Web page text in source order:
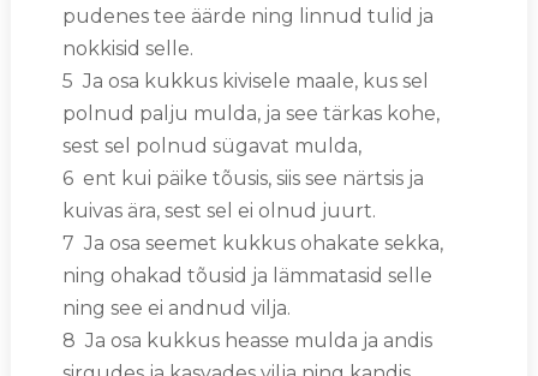
pudenes tee äärde ning linnud tulid ja
nokkisid selle.
5 Ja osa kukkus kivisele maale, kus sel
polnud palju mulda, ja see tärkas kohe,
sest sel polnud sügavat mulda,
6 ent kui päike tõusis, siis see närtsis ja
kuivas ära, sest sel ei olnud juurt.
7 Ja osa seemet kukkus ohakate sekka,
ning ohakad tõusid ja lämmatasid selle
ning see ei andnud vilja.
8 Ja osa kukkus heasse mulda ja andis